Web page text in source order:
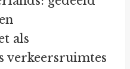
als
verkeersruimtes